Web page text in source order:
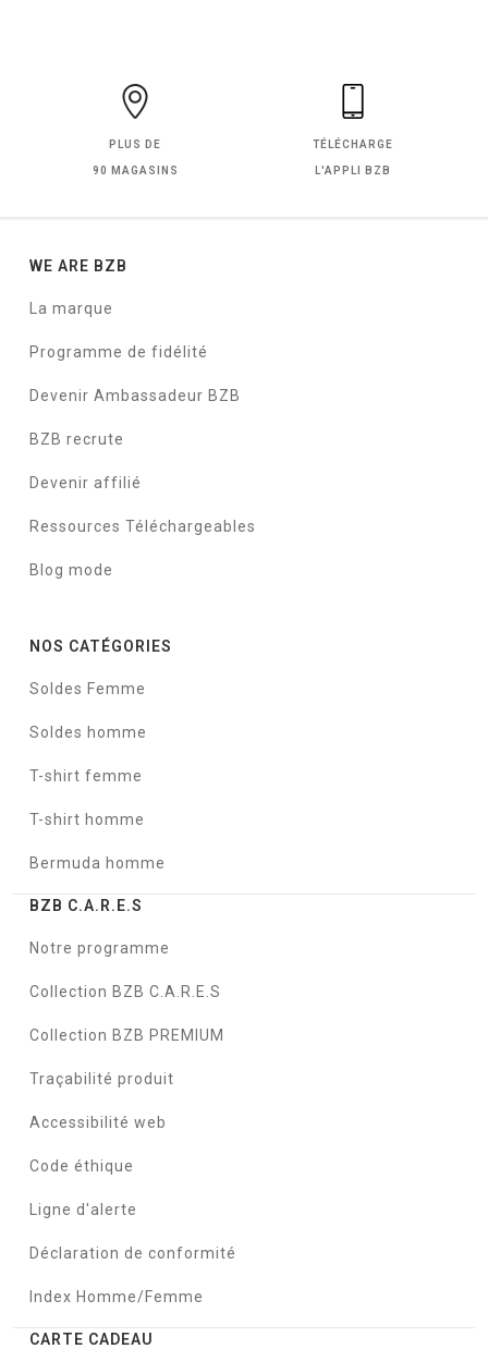
PLUS DE
90 MAGASINS
TÉLÉCHARGE
L'APPLI BZB
WE ARE BZB
La marque
Programme de fidélité
Devenir Ambassadeur BZB
BZB recrute
Devenir affilié
Ressources Téléchargeables
Blog mode
NOS CATÉGORIES
Soldes Femme
Soldes homme
T-shirt femme
T-shirt homme
Bermuda homme
BZB C.A.R.E.S
Notre programme
Collection BZB C.A.R.E.S
Collection BZB PREMIUM
Traçabilité produit
Accessibilité web
Code éthique
Ligne d'alerte
Déclaration de conformité
Index Homme/Femme
CARTE CADEAU